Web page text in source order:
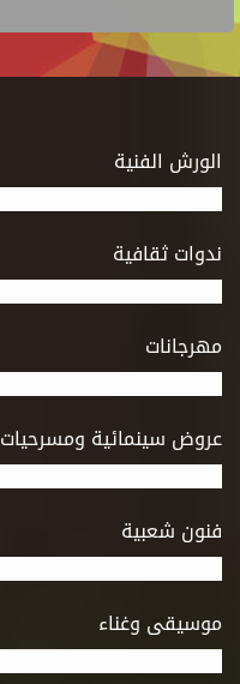
الورش الفنية
ندوات ثقافية
مهرجانات
عروض سينمائية ومسرحيات
فنون شعبية
موسيقى وغناء